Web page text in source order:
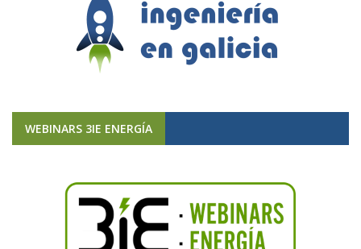
WEBINARS 3IE ENERGÍA